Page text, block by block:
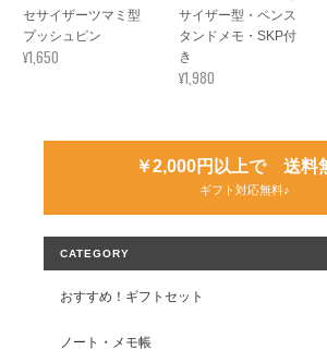
セサイザーツマミ型
プッシュピン
¥1,650
サイザー型・ペンス
タンドメモ・SKP付
き
¥1,980
￥2,000円以上で 送料
ギフト対応無料♪
CATEGORY
おすすめ！ギフトセット
ノート・メモ帳